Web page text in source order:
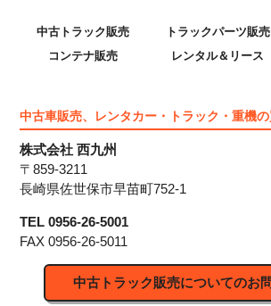
中古トラック販売 トラックパーツ販売
コンテナ販売
レンタル＆リース
中古車販売、レンタカー・トラック・重機
株式会社 西九州
〒859-3211
長崎県佐世保市早苗町752-1
TEL0956-26-5001
FAX0956-26-5011
中古トラック販売についてのお